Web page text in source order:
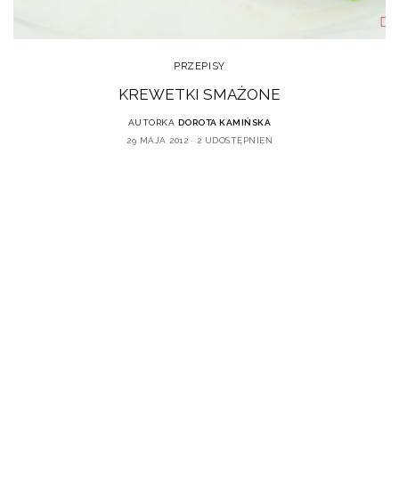
PRZEPISY
KREWETKI SMAŻONE
AUTORKA DOROTA KAMIŃSKA
29 MAJA 2012
2 UDOSTĘPNIEŃ